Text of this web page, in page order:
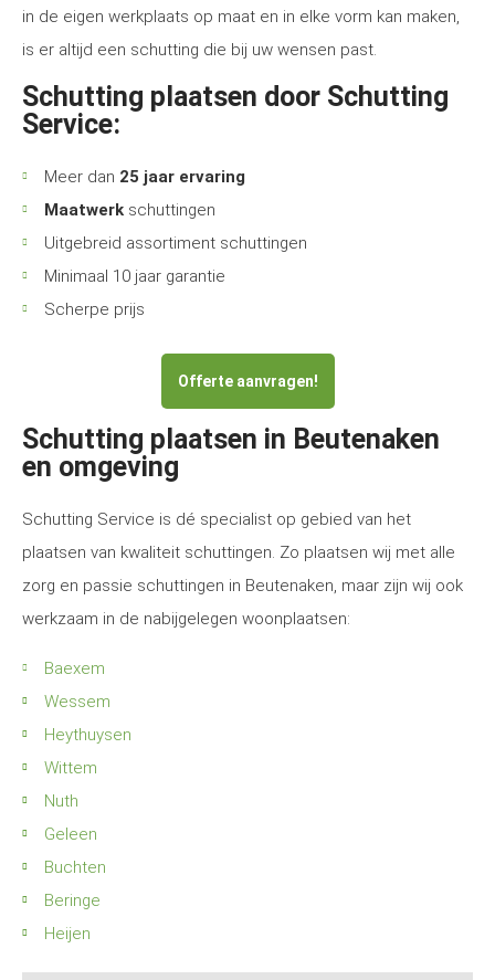
in de eigen werkplaats op maat en in elke vorm kan maken,
is er altijd een schutting die bij uw wensen past.
Schutting plaatsen door Schutting
Service:
Meer dan 25 jaar ervaring
Maatwerk schuttingen
Uitgebreid assortiment schuttingen
Minimaal 10 jaar garantie
Scherpe prijs
Offerte aanvragen!
Schutting plaatsen in Beutenaken
en omgeving
Schutting Service is dé specialist op gebied van het
plaatsen van kwaliteit schuttingen. Zo plaatsen wij met alle
zorg en passie schuttingen in Beutenaken, maar zijn wij ook
werkzaam in de nabijgelegen woonplaatsen:
Baexem
Wessem
Heythuysen
Wittem
Nuth
Geleen
Buchten
Beringe
Heijen